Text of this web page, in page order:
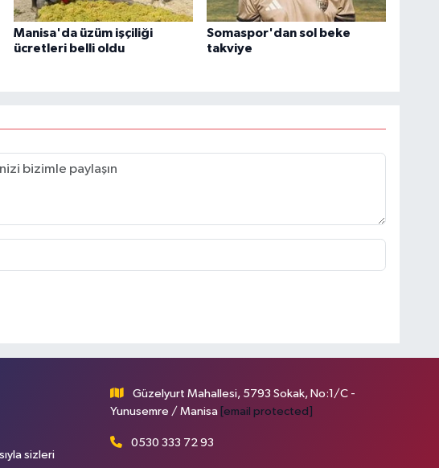
Manisa'da üzüm işçiliği
ücretleri belli oldu
Somaspor'dan sol beke
takviye
sizleri
Güzelyurt Mahallesi, 5793 Sokak, No:1/C -
Yunusemre / Manisa [email protected]
0530 333 72 93